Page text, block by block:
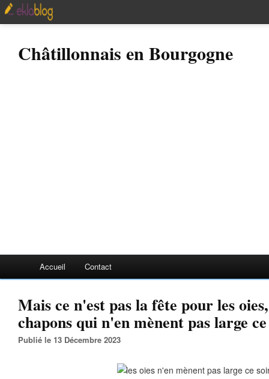
Châtillonnais en Bourgogne
Accueil Contact
Mais ce n'est pas la fête pour les
chapons qui n'en mènent pas large
Publié le 13 Décembre 2023